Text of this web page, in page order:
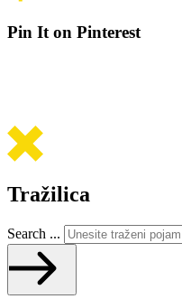
Pin It on Pinterest
Tražilica
Search ...